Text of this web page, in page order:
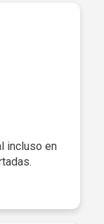
incluso en